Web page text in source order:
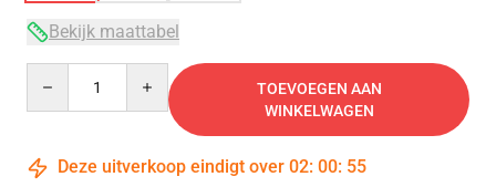
Bekijk maattabel
TOEVOEGEN AAN
WINKELWAGEN
Deze uitverkoop eindigt over 02: 00: 54